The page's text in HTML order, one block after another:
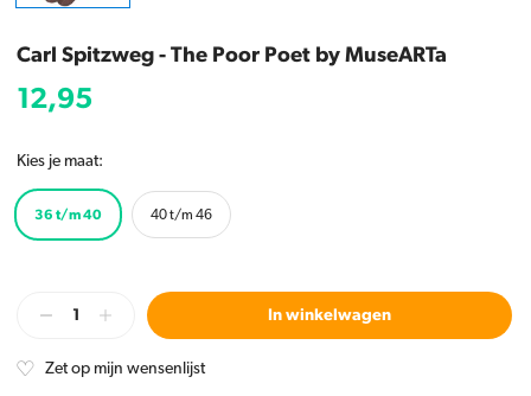
Carl Spitzweg - The Poor Poet by MuseARTa
12,95
Kies je maat:
36 t/m 40 40 t/m 46
In winkelwagen
Zet op mijn wensenlijst